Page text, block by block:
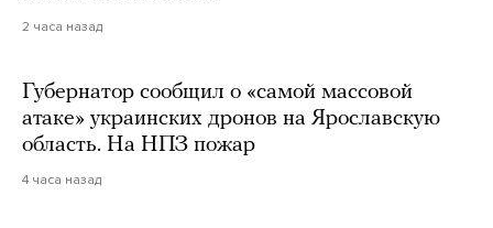
2 часа назад
Губернатор сообщил о «самой массовой
атаке» украинских дронов на Ярославскую
область. На НПЗ пожар
4 часа назад